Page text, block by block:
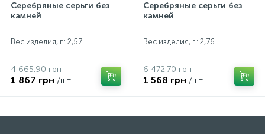
Серебряные серьги без
камней
Вес изделия, г.: 2,57
4 665.90 грн
1 867 грн /шт.
Серебряные серьги без
камней
Вес изделия, г.: 2,76
6 472.70 грн
1 568 грн /шт.